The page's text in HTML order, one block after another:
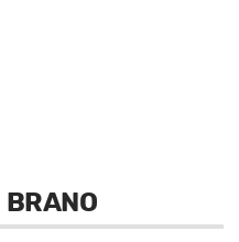
BRANO